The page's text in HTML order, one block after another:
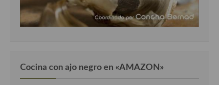
Cocina con ajo negro en «AMAZON»